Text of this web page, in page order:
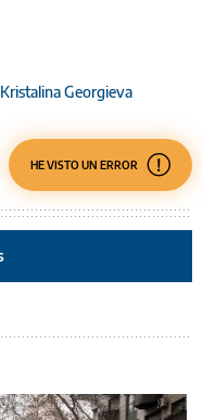
Kristalina Georgieva
HE VISTO UN ERROR